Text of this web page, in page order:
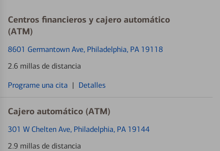
Centros financieros y cajero automático
(ATM)
8601 Germantown Ave, Philadelphia, PA 19118
2.6 millas de distancia
Programe una cita | Detalles
Cajero automático (ATM)
301 W Chelten Ave, Philadelphia, PA 19144
2.9 millas de distancia